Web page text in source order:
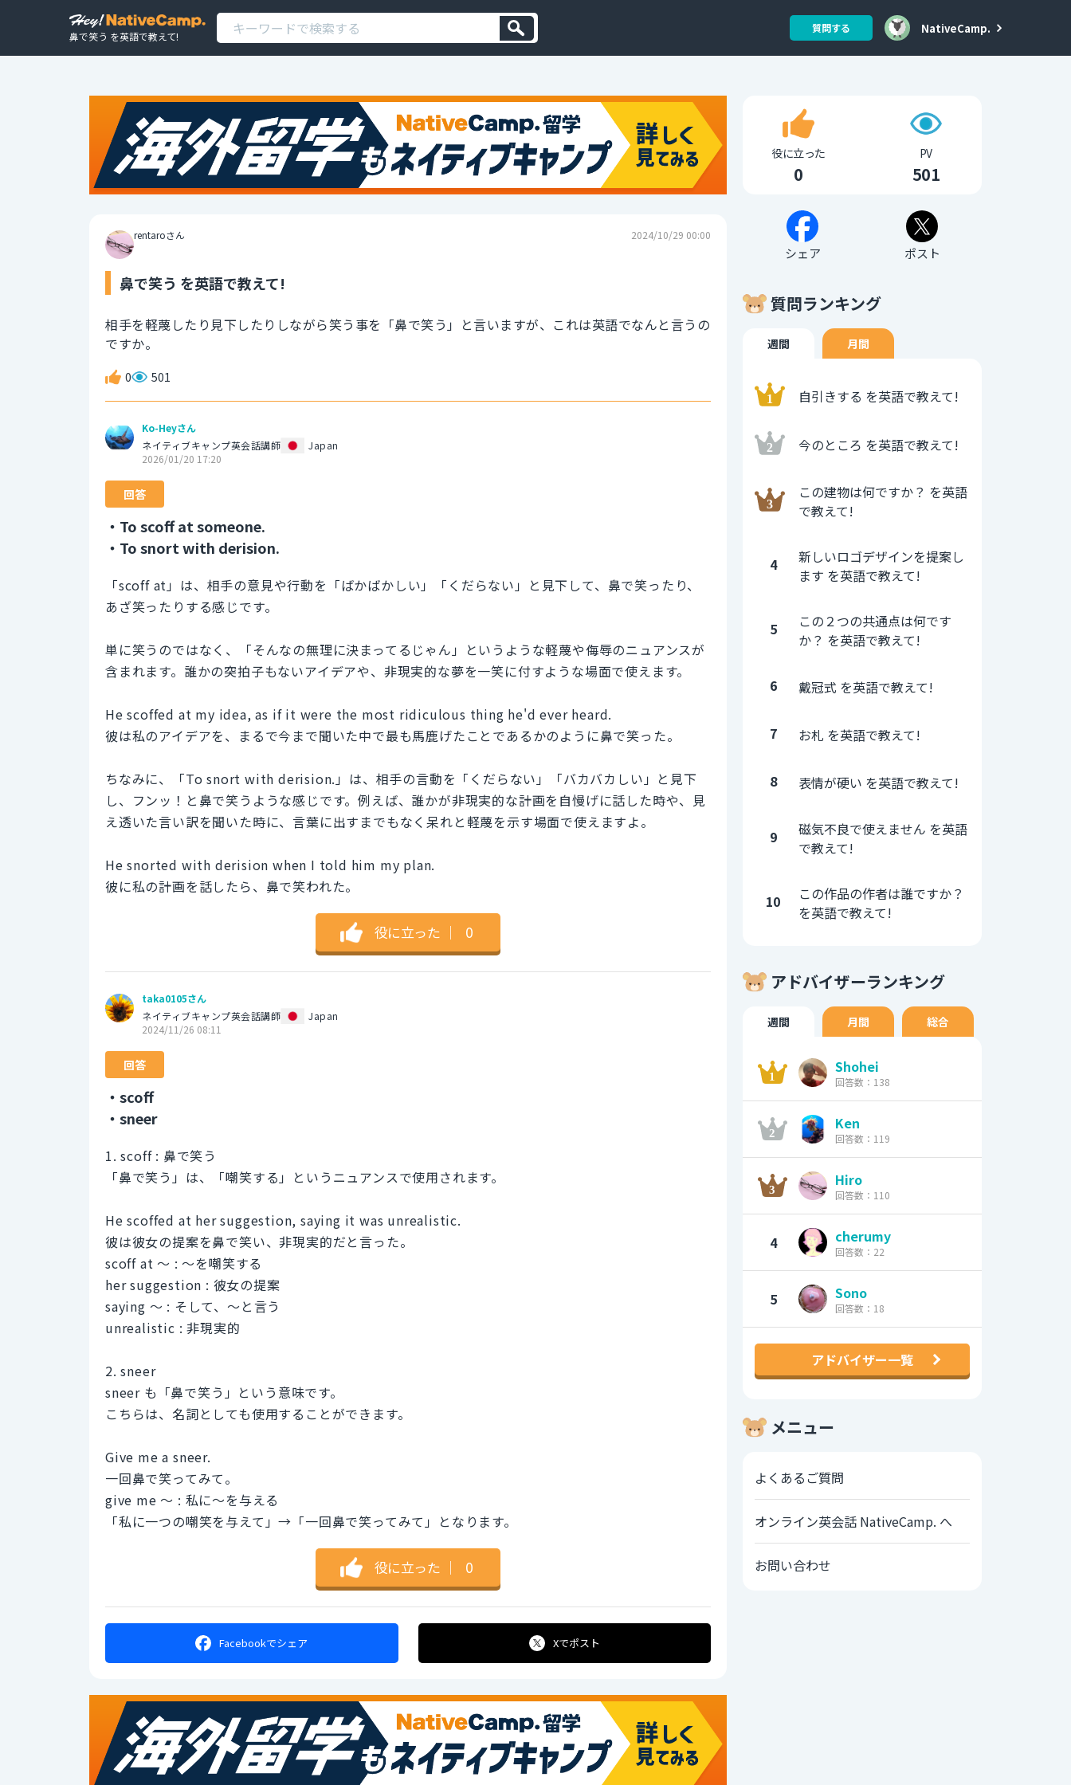
鼻で笑う を英語で教えて!
質問する NativeCamp.
rentaroさん 2024/10/29 00:00
鼻で笑う を英語で教えて!
相手を軽蔑したり見下したりしながら笑う事を「鼻で笑う」と言いますが、これは英語でなんと言うの
ですか。
0 501
Ko-Heyさん
ネイティブキャンプ英会話講師
Japan
2026/01/20 17:20
回答
・To scoff at someone.
・To snort with derision.
「scoff at」は、相手の意見や行動を「ばかばかしい」「くだらない」と見下して、鼻で笑ったり、
あざ笑ったりする感じです。
単に笑うのではなく、「そんなの無理に決まってるじゃん」というような軽蔑や侮辱のニュアンスが
含まれます。誰かの突拍子もないアイデアや、非現実的な夢を一笑に付すような場面で使えます。
He scoffed at my idea, as if it were the most ridiculous thing he'd ever heard.
彼は私のアイデアを、まるで今まで聞いた中で最も馬鹿げたことであるかのように鼻で笑った。
ちなみに、「To snort with derision.」は、相手の言動を「くだらない」「バカバカしい」と見下
し、フンッ！と鼻で笑うような感じです。例えば、誰かが非現実的な計画を自慢げに話した時や、見
え透いた言い訳を聞いた時に、言葉に出すまでもなく呆れと軽蔑を示す場面で使えますよ。
He snorted with derision when I told him my plan.
彼に私の計画を話したら、鼻で笑われた。
役に立った ｜ 0
taka0105さん
ネイティブキャンプ英会話講師
Japan
2024/11/26 08:11
回答
・scoff
・sneer
1. scoff : 鼻で笑う
「鼻で笑う」は、「嘲笑する」というニュアンスで使用されます。
He scoffed at her suggestion, saying it was unrealistic.
彼は彼女の提案を鼻で笑い、非現実的だと言った。
scoff at ～ : ～を嘲笑する
her suggestion : 彼女の提案
saying ～ : そして、～と言う
unrealistic : 非現実的
2. sneer
sneer も「鼻で笑う」という意味です。
こちらは、名詞としても使用することができます。
Give me a sneer.
一回鼻で笑ってみて。
give me ～ : 私に～を与える
「私に一つの嘲笑を与えて」→「一回鼻で笑ってみて」となります。
役に立った ｜ 0
Facebookでシェア Xでポスト
役に立った
0
PV
501
シェア ポスト
質問ランキング
週間 月間
自引きする を英語で教えて!
今のところ を英語で教えて!
この建物は何ですか？ を英語
で教えて!
4
新しいロゴデザインを提案し
ます を英語で教えて!
5
この２つの共通点は何です
か？ を英語で教えて!
6 戴冠式 を英語で教えて!
7 お札 を英語で教えて!
8 表情が硬い を英語で教えて!
9
磁気不良で使えません を英語
で教えて!
10
この作品の作者は誰ですか？
を英語で教えて!
アドバイザーランキング
週間 月間 総合
Shohei
回答数：138
Ken
回答数：119
Hiro
回答数：110
4 cherumy
回答数：22
5 Sono
回答数：18
アドバイザー一覧
メニュー
よくあるご質問
オンライン英会話 NativeCamp. へ
お問い合わせ